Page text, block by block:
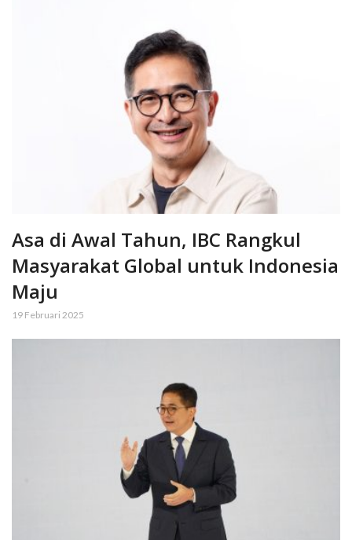
Asa di Awal Tahun, IBC Rangkul
Masyarakat Global untuk Indonesia
Maju
19 Februari 2025